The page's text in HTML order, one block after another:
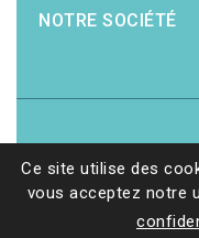
NOTRE SOCIÉTÉ
Ce site utilise des
vous acceptez notre
© 2026 - Librairie